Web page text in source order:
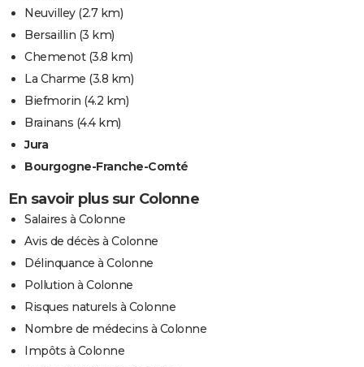
Neuvilley(2.7 km)
Bersaillin (3 km)
Chemenot(3.8 km)
La Charme (3.8 km)
Biefmorin (4.2 km)
Brainans (4.4 km)
Jura
Bourgogne-Franche-Comté
En savoir plus sur Colonne
Salaires à Colonne
Avis de décès à Colonne
Délinquance à Colonne
Pollution à Colonne
Risques naturels à Colonne
Nombre de médecins à Colonne
Impôts à Colonne